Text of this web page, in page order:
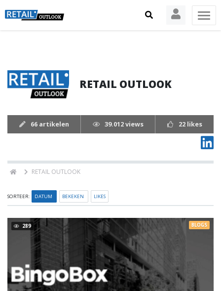
RETAIL OUTLOOK
66 artikelen 39.012 views 22 likes
RETAIL OUTLOOK
SORTEER: DATUM BEKEKEN LIKES
289 BLOGS